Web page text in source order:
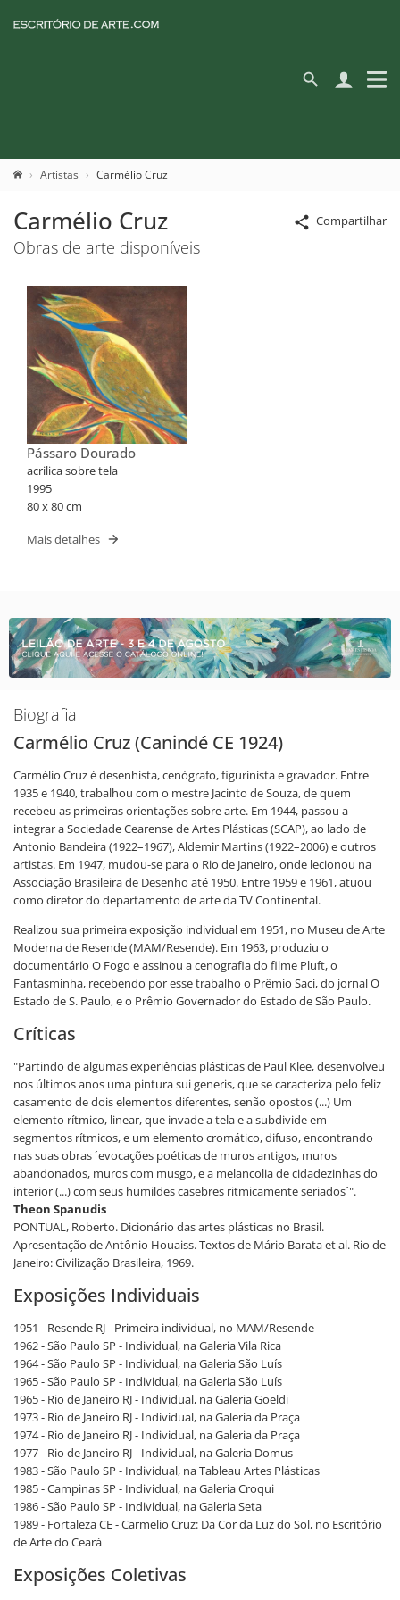
Artistas Carmélio Cruz
Compartilhar
Carmélio Cruz
Obras de arte disponíveis
Pássaro Dourado
acrilica sobre tela
1995
80 x 80 cm
Mais detalhes
Biografia
Carmélio Cruz (Canindé CE 1924)
Carmélio Cruz é desenhista, cenógrafo, figurinista e gravador. Entre
1935 e 1940, trabalhou com o mestre Jacinto de Souza, de quem
recebeu as primeiras orientações sobre arte. Em 1944, passou a
integrar a Sociedade Cearense de Artes Plásticas (SCAP), ao lado de
Antonio Bandeira (1922–1967), Aldemir Martins (1922–2006) e outros
artistas. Em 1947, mudou-se para o Rio de Janeiro, onde lecionou na
Associação Brasileira de Desenho até 1950. Entre 1959 e 1961, atuou
como diretor do departamento de arte da TV Continental.
Realizou sua primeira exposição individual em 1951, no Museu de Arte
Moderna de Resende (MAM/Resende). Em 1963, produziu o
documentário O Fogo e assinou a cenografia do filme Pluft, o
Fantasminha, recebendo por esse trabalho o Prêmio Saci, do jornal O
Estado de S. Paulo, e o Prêmio Governador do Estado de São Paulo.
Críticas
"Partindo de algumas experiências plásticas de Paul Klee, desenvolveu
nos últimos anos uma pintura sui generis, que se caracteriza pelo feliz
casamento de dois elementos diferentes, senão opostos (...) Um
elemento rítmico, linear, que invade a tela e a subdivide em
segmentos rítmicos, e um elemento cromático, difuso, encontrando
nas suas obras ´evocações poéticas de muros antigos, muros
abandonados, muros com musgo, e a melancolia de cidadezinhas do
interior (...) com seus humildes casebres ritmicamente seriados´".
Theon Spanudis
PONTUAL, Roberto. Dicionário das artes plásticas no Brasil.
Apresentação de Antônio Houaiss. Textos de Mário Barata et al. Rio de
Janeiro: Civilização Brasileira, 1969.
Exposições Individuais
1951 - Resende RJ - Primeira individual, no MAM/Resende
1962 - São Paulo SP - Individual, na Galeria Vila Rica
1964 - São Paulo SP - Individual, na Galeria São Luís
1965 - São Paulo SP - Individual, na Galeria São Luís
1965 - Rio de Janeiro RJ - Individual, na Galeria Goeldi
1973 - Rio de Janeiro RJ - Individual, na Galeria da Praça
1974 - Rio de Janeiro RJ - Individual, na Galeria da Praça
1977 - Rio de Janeiro RJ - Individual, na Galeria Domus
1983 - São Paulo SP - Individual, na Tableau Artes Plásticas
1985 - Campinas SP - Individual, na Galeria Croqui
1986 - São Paulo SP - Individual, na Galeria Seta
1989 - Fortaleza CE - Carmelio Cruz: Da Cor da Luz do Sol, no Escritório
de Arte do Ceará
Exposições Coletivas